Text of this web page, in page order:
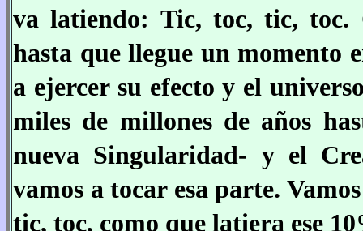
va latiendo: Tic, toc, tic, toc.
hasta que llegue un momento
a ejercer su efecto y el
miles de millones de años
nueva Singularidad- y el
vamos a tocar esa parte.
tic, toc, como que latiera ese